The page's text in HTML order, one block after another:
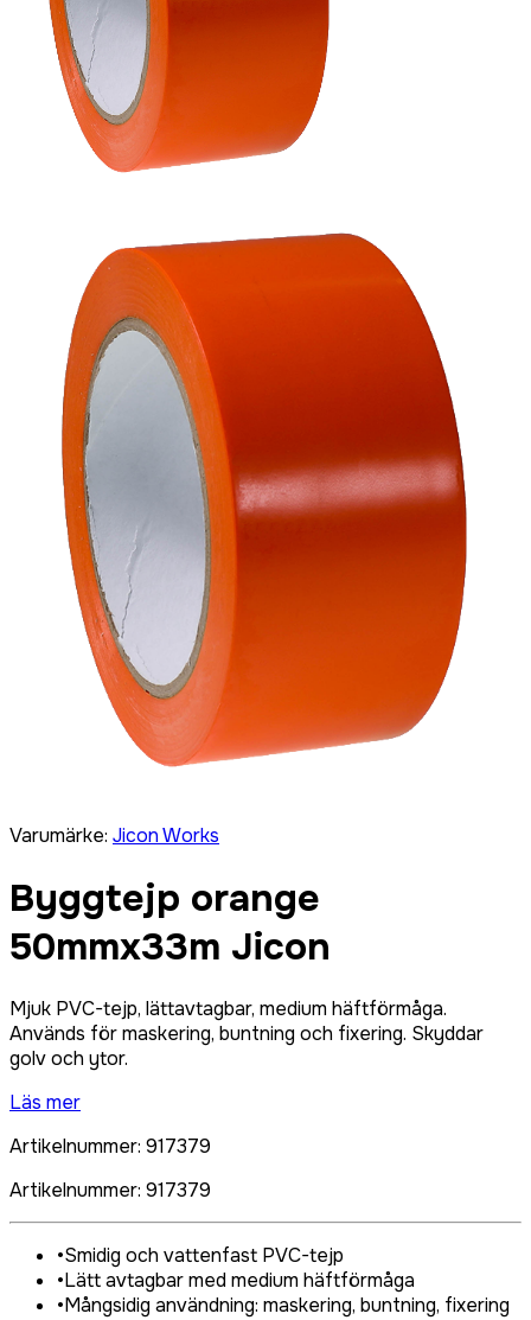
Varumärke: Jicon Works
Byggtejp orange
50mmx33m Jicon
Mjuk PVC-tejp, lättavtagbar, medium häftförmåga.
Används för maskering, buntning och fixering. Skyddar
golv och ytor.
Läs mer
Artikelnummer: 917379
Artikelnummer: 917379
•Smidig och vattenfast PVC-tejp
•Lätt avtagbar med medium häftförmåga
•Mångsidig användning: maskering, buntning, fixering